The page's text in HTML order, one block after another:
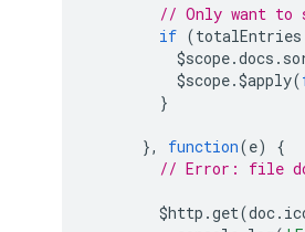
// Only want to
if (totalEntries
$scope.docs .
$scope.$apply(
}
}, function(e)
{
// Error: file
$http .get(doc.